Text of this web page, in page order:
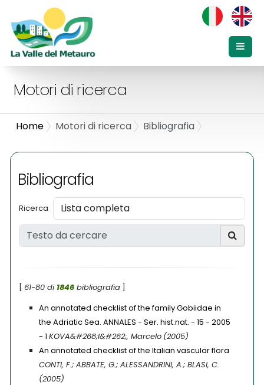
Motori di ricerca
Home Motori di ricerca Bibliografia
Bibliografia
Ricerca
[ 61-80 di 1846 bibliografia ]
An annotated checklist of the family Gobiidae in
the Adriatic Sea. ANNALES - Ser. hist.nat. - 15 - 2005
- 1 KOVA&#268;I&#262;, Marcelo (2005)
An annotated checklist of the Italian vascular flora
CONTI, F.; ABBATE, G.; ALESSANDRINI, A.; BLASI, C.
(2005)